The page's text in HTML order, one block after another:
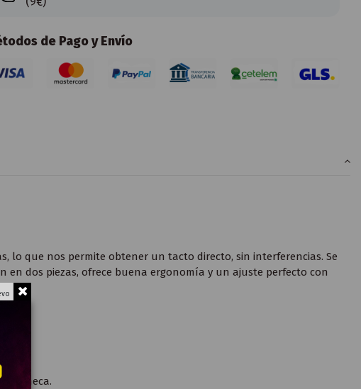
de Pago y Envío
lo que nos permite obtener un tacto directo, sin interferencias. Se
dos piezas, ofrece buena ergonomía y un ajuste perfecto con
muñeca.